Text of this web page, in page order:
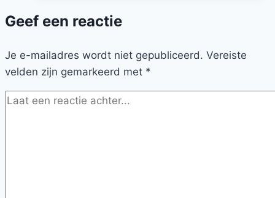
Geef een reactie
Je e-mailadres wordt niet gepubliceerd. Vereiste
velden zijn gemarkeerd met *